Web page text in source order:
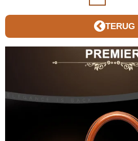
TERUG